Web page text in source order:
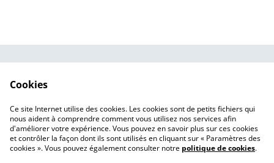
Politique de
confidentialité
Politique de cookies
Cookies
Ce site Internet utilise des cookies. Les cookies sont de petits fichiers qui
nous aident à comprendre comment vous utilisez nos services afin
d'améliorer votre expérience. Vous pouvez en savoir plus sur ces cookies
et contrôler la façon dont ils sont utilisés en cliquant sur « Paramètres des
cookies ». Vous pouvez également consulter notre politique de cookies.